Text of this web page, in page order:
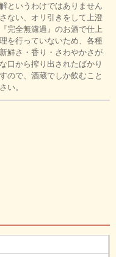
というわけではありません
ない、オリ引きをして上澄
完全無濾過』のお酒で仕上
を行っていないため、各種
鮮さ・香り・さわやかさが
口から搾り出されたばかり
ので、酒蔵でしか飲むこと
い。